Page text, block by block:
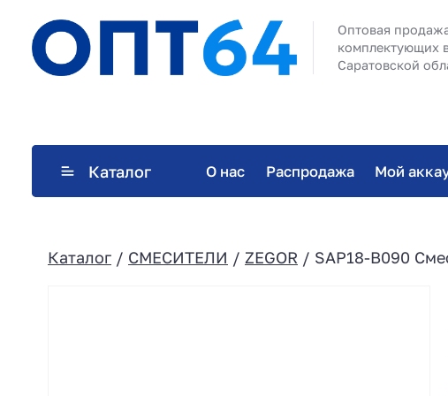
Оптовая
комплектующих
Саратовской
Каталог О нас Распродажа Мой
Каталог / СМЕСИТЕЛИ / ZEGOR / SAP18-B090